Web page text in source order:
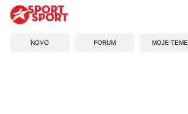
NOVO FORUM MOJE TEME